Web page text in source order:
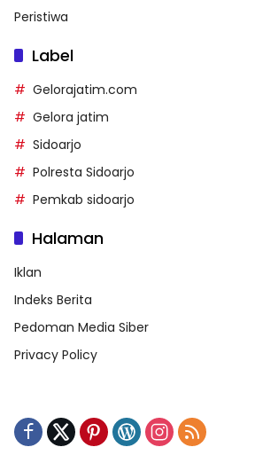
Peristiwa
Label
Gelorajatim.com
Gelora jatim
Sidoarjo
Polresta Sidoarjo
Pemkab sidoarjo
Halaman
Iklan
Indeks Berita
Pedoman Media Siber
Privacy Policy